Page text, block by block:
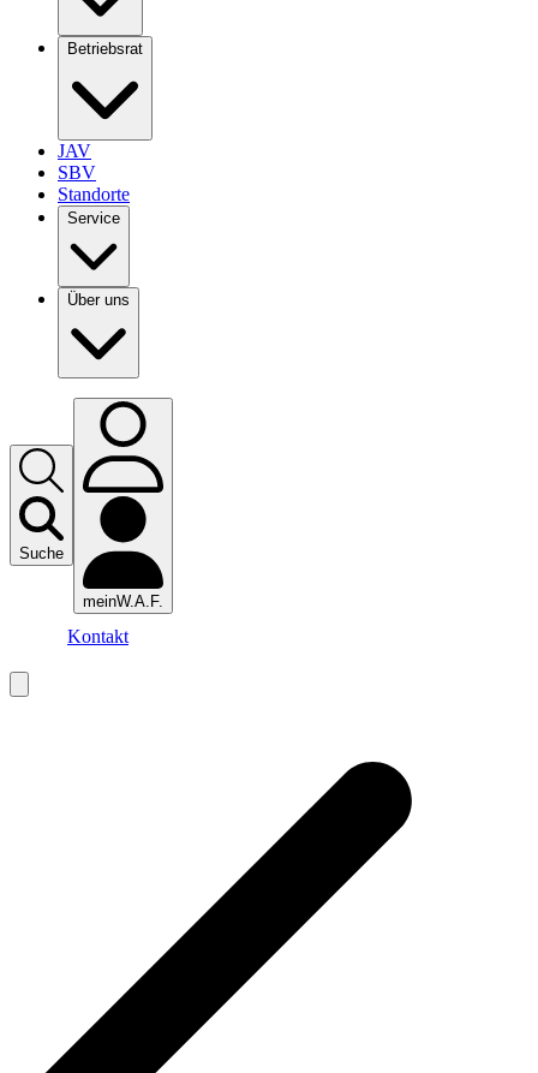
Betriebsrat
JAV
SBV
Standorte
Service
Über uns
Suche
meinW.A.F.
Kontakt